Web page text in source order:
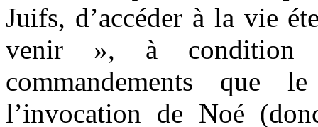
Juifs, d’accéder à la vie
venir », à condition
commandements que
l’invocation de Noé